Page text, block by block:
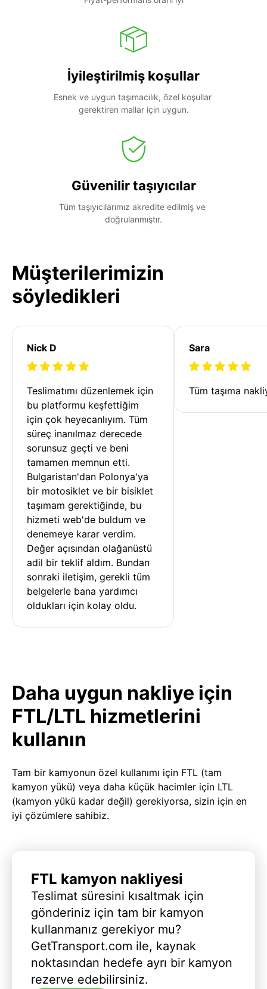
İyileştirilmiş koşullar
Esnek ve uygun taşımacılık, özel koşullar
gerektiren mallar için uygun.
Güvenilir taşıyıcılar
Tüm taşıyıcılarımız akredite edilmiş ve
doğrulanmıştır.
Müşterilerimizin
söyledikleri
Nick D
Teslimatımı düzenlemek için
bu platformu keşfettiğim
için çok heyecanlıyım. Tüm
süreç inanılmaz derecede
sorunsuz geçti ve beni
tamamen memnun etti.
Bulgaristan'dan Polonya'ya
bir motosiklet ve bir bisiklet
taşımam gerektiğinde, bu
hizmeti web'de buldum ve
denemeye karar verdim.
Değer açısından olağanüstü
adil bir teklif aldım. Bundan
sonraki iletişim, gerekli tüm
belgelerle bana yardımcı
oldukları için kolay oldu.
Sara
Tüm taşıma
Daha uygun nakliye için
FTL/LTL hizmetlerini
kullanın
Tam bir kamyonun özel kullanımı için FTL (tam
kamyon yükü) veya daha küçük hacimler için LTL
(kamyon yükü kadar değil) gerekiyorsa, sizin için en
iyi çözümlere sahibiz.
FTL kamyon nakliyesi
Teslimat süresini kısaltmak için
gönderiniz için tam bir kamyon
kullanmanız gerekiyor mu?
GetTransport.com ile, kaynak
noktasından hedefe ayrı bir kamyon
rezerve edebilirsiniz.